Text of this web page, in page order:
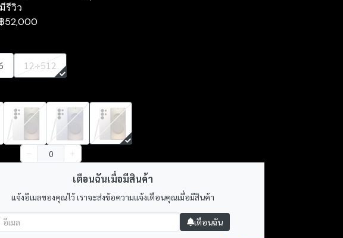
รีวิว
฿52,000
12+512
เตือนฉันเมื่อมีสินค้า
แจ้งอีเมลของคุณไว้ เราจะส่งข้อความแจ้งเตือนคุณเมื่อมีสินค้า
เตือนฉัน